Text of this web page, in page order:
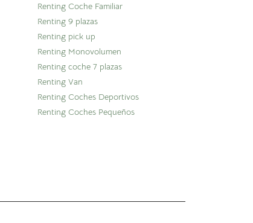
Renting Coche Familiar
Renting 9 plazas
Renting pick up
Renting Monovolumen
Renting coche 7 plazas
Renting Van
Renting Coches Deportivos
Renting Coches Pequeños